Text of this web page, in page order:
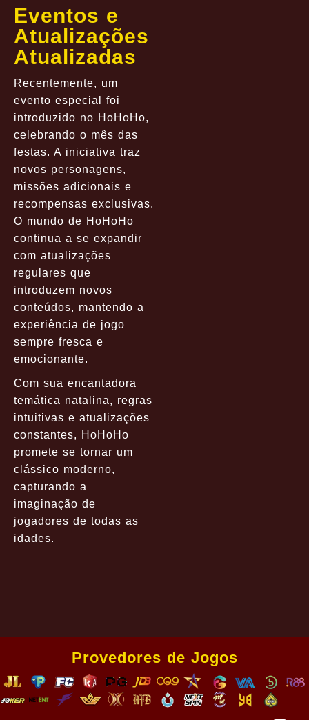
Eventos e
Atualizações
Atualizadas
Recentemente, um
evento especial foi
introduzido no HoHoHo,
celebrando o mês das
festas. A iniciativa traz
novos personagens,
missões adicionais e
recompensas exclusivas.
O mundo de HoHoHo
continua a se expandir
com atualizações
regulares que
introduzem novos
conteúdos, mantendo a
experiência de jogo
sempre fresca e
emocionante.
Com sua encantadora
temática natalina, regras
intuitivas e atualizações
constantes, HoHoHo
promete se tornar um
clássico moderno,
capturando a
imaginação de
jogadores de todas as
idades.
Provedores de Jogos